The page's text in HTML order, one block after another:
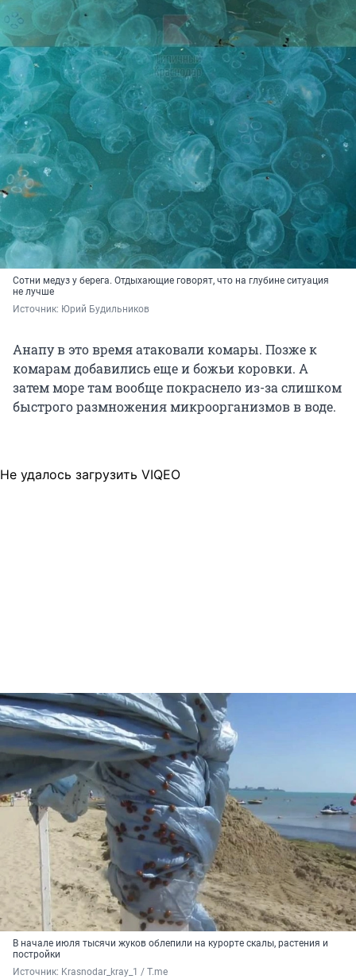
Сотни медуз у берега. Отдыхающие говорят, что на глубине ситуация
не лучше
Источник: Юрий Будильников
Анапу в это время атаковали комары. Позже к
комарам добавились еще и божьи коровки. А
затем море там вообще покраснело из-за слишком
быстрого размножения микроорганизмов в воде.
Не удалось загрузить VIQEO
В начале июля тысячи жуков облепили на курорте скалы, растения и
постройки
Источник: Krasnodar_kray_1 / T.me